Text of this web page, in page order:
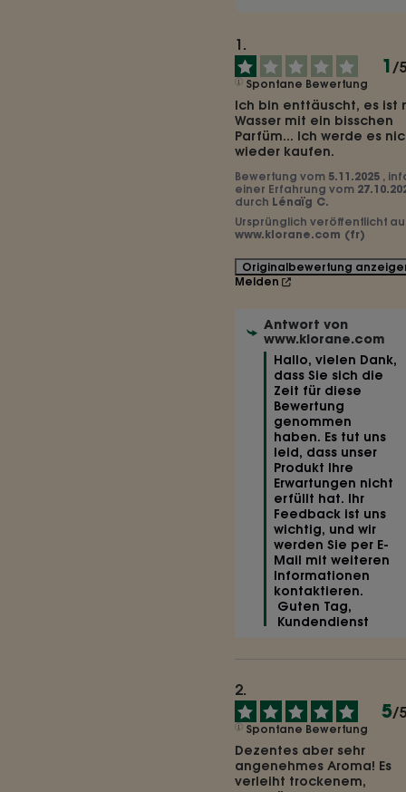
1/5
Spontane Bewertung
Ich bin enttäuscht, es ist
Wasser mit ein bisschen
Parfüm... Ich werde es
wieder kaufen.
Bewertung vom 5.11.2025 ,
einer Erfahrung vom
durch Lénaïg C.
Ursprünglich veröffentlicht
www.klorane.com (fr)
Originalbewertung
Melden
Antwort von
www.klorane.com
Hallo, vielen Dank,
dass Sie sich die
Zeit für diese
Bewertung
genommen
haben. Es tut uns
leid, dass unser
Produkt Ihre
Erwartungen nicht
erfüllt hat. Ihr
Feedback ist uns
wichtig, und wir
werden Sie per E-
Mail mit weiteren
Informationen
kontaktieren.
Kundendienst
5/5
Spontane Bewertung
Dezentes aber sehr
angenehmes Aroma! Es
verleiht trockenem,